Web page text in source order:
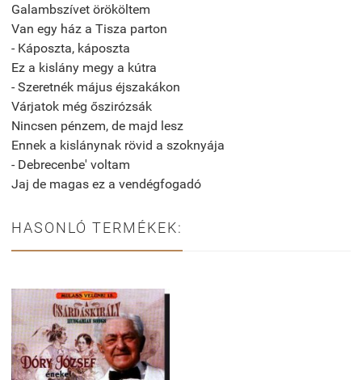
Galambszívet örököltem
Van egy ház a Tisza parton
- Káposzta, káposzta
Ez a kislány megy a kútra
- Szeretnék május éjszakákon
Várjatok még őszirózsák
Nincsen pénzem, de majd lesz
Ennek a kislánynak rövid a szoknyája
- Debrecenbe' voltam
Jaj de magas ez a vendégfogadó
HASONLÓ TERMÉKEK: